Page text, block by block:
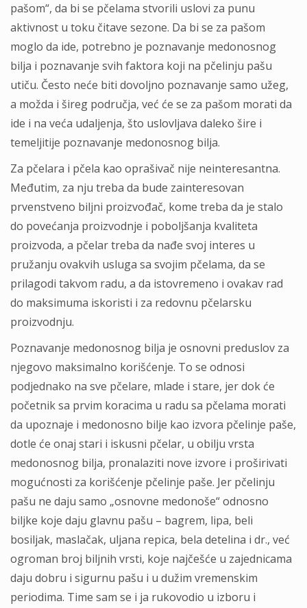
pašom“, da bi se pčelama stvorili uslovi za punu
aktivnost u toku čitave sezone. Da bi se za pašom
moglo da ide, potrebno je poznavanje medonosnog
bilja i poznavanje svih faktora koji na pčelinju pašu
utiču. Često neće biti dovoljno poznavanje samo užeg,
a možda i šireg područja, već će se za pašom morati da
ide i na veća udaljenja, što uslovljava daleko šire i
temeljitije poznavanje medonosnog bilja.
Za pčelara i pčela kao oprašivač nije neinteresantna.
Međutim, za nju treba da bude zainteresovan
prvenstveno biljni proizvođač, kome treba da je stalo
do povećanja proizvodnje i poboljšanja kvaliteta
proizvoda, a pčelar treba da nađe svoj interes u
pružanju ovakvih usluga sa svojim pčelama, da se
prilagodi takvom radu, a da istovremeno i ovakav rad
do maksimuma iskoristi i za redovnu pčelarsku
proizvodnju.
Poznavanje medonosnog bilja je osnovni preduslov za
njegovo maksimalno korišćenje. To se odnosi
podjednako na sve pčelare, mlade i stare, jer dok će
početnik sa prvim koracima u radu sa pčelama morati
da upoznaje i medonosno bilje kao izvora pčelinje paše,
dotle će onaj stari i iskusni pčelar, u obilju vrsta
medonosnog bilja, pronalaziti nove izvore i proširivati
mogućnosti za korišćenje pčelinje paše. Jer pčelinju
pašu ne daju samo „osnovne medonoše“ odnosno
biljke koje daju glavnu pašu – bagrem, lipa, beli
bosiljak, maslačak, uljana repica, bela detelina i dr., već
ogroman broj biljnih vrsti, koje najčešće u zajednicama
daju dobru i sigurnu pašu i u dužim vremenskim
periodima. Time sam se i ja rukovodio u izboru i